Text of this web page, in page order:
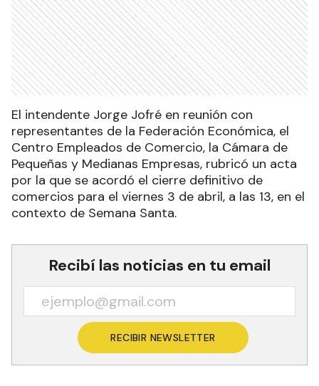
El intendente Jorge Jofré en reunión con
representantes de la Federación Económica, el
Centro Empleados de Comercio, la Cámara de
Pequeñas y Medianas Empresas, rubricó un acta
por la que se acordó el cierre definitivo de
comercios para el viernes 3 de abril, a las 13, en el
contexto de Semana Santa.
Recibí las noticias en tu email
RECIBIR NEWSLETTER